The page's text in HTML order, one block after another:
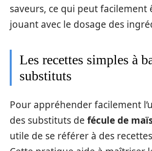
saveurs, ce qui peut facilement
jouant avec le dosage des
Les recettes simples à
substituts
Pour appréhender facilement
des substituts de fécule de
utile de se référer à des